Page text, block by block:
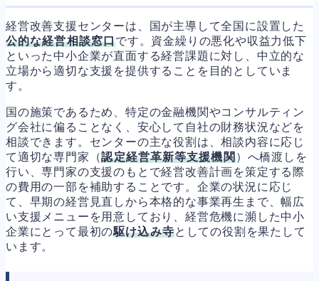
経営改善支援センターは、国が主導して全国に設置した
公的な経営相談窓口です。資金繰りの悪化や収益力低下
といった中小企業が直面する経営課題に対し、中立的な
立場から適切な支援を提供することを目的としていま
す。
国の施策であるため、特定の金融機関やコンサルティン
グ会社に偏ることなく、安心して自社の財務状況などを
相談できます。センターの主な役割は、相談内容に応じ
て適切な専門家（認定経営革新等支援機関）へ橋渡しを
行い、専門家の支援のもとで経営改善計画を策定する際
の費用の一部を補助することです。企業の状況に応じ
て、早期の経営見直しから本格的な事業再生まで、幅広
い支援メニューを用意しており、経営危機に瀕した中小
企業にとって最初の駆け込み寺としての役割を果たして
います。